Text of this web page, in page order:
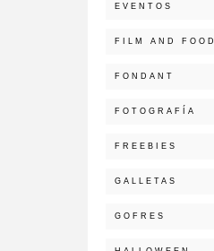
EVENTOS
FILM AND FOOD
FONDANT
FOTOGRAFÍA
FREEBIES
GALLETAS
GOFRES